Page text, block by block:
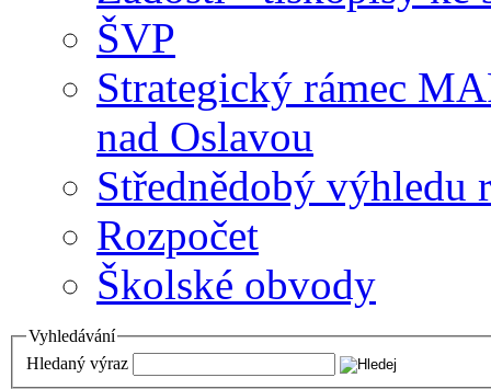
ŠVP
Strategický rámec
nad Oslavou
Střednědobý výhledu
Rozpočet
Školské obvody
Vyhledávání
Hledaný výraz